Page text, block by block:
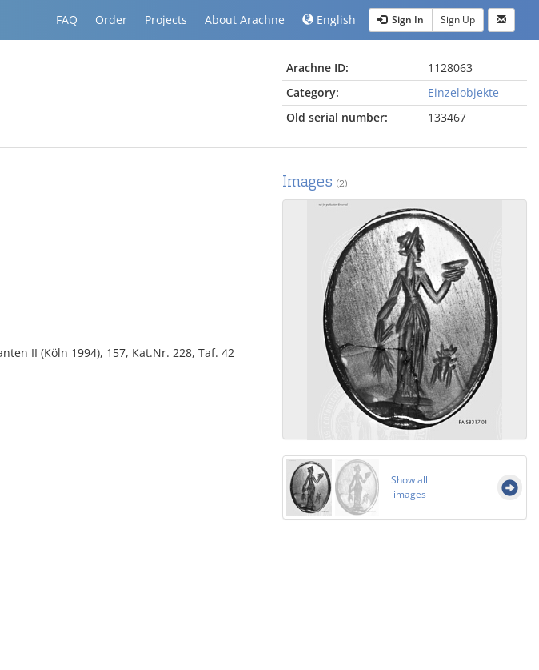
FAQ Order Projects About Arachne English Sign In Sign Up
Arachne ID:
1128063
Category:
Einzelobjekte
Old serial number:
133467
II (Köln 1994), 157, Kat.Nr. 228, Taf. 42
Images (2)
Show all
images